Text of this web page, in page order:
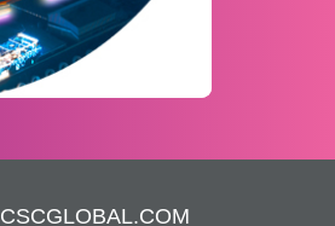
CSCGLOBAL.COM